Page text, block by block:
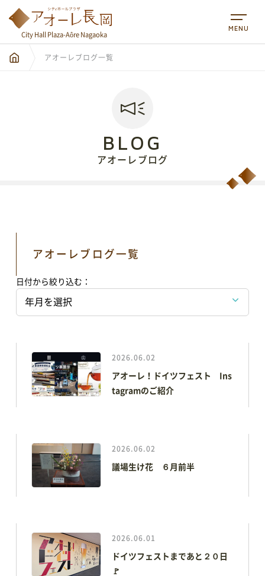
City Hall Plaza-Aôre Nagaoka
アオーレブログ一覧
BLOG
アオーレブログ
アオーレブログ一覧
日付から絞り込む：
2026.06.02
アオーレ！ドイツフェスト Ins
tagramのご紹介
2026.06.02
議場生け花 ６月前半
2026.06.01
ドイツフェストまであと２０日
🚩
MENU